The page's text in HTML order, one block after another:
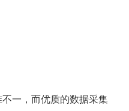
一，而优质的数据采集